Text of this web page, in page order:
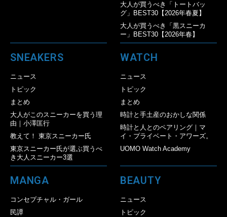
大人が買うべき「トートバッ
グ」BEST30【2026年春夏】
大人が買うべき「黒スニーカ
ー」BEST30【2026年春】
SNEAKERS
ニュース
トピック
まとめ
大人がこのスニーカーを買う理
由｜小澤匡行
教えて！ 東京スニーカー氏
東京スニーカー氏が選ぶ買うべ
き大人スニーカー3選
WATCH
ニュース
トピック
まとめ
時計と手土産のおかしな関係
時計と人とのペアリング｜マ
イ・プライベート・アワーズ。
UOMO Watch Academy
MANGA
コンセプチャル・ガール
民譚
BEAUTY
ニュース
トピック